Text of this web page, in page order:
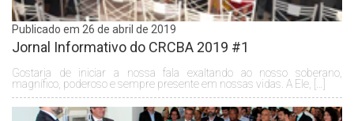
Publicado em 26 de abril de 2019
Jornal Informativo do CRCBA 2019 #1
Gostaria de iniciar a nossa fala exaltando ao nosso soberano,
magnífico, poderoso e sempre presente em nossas vidas. A Ele, […]